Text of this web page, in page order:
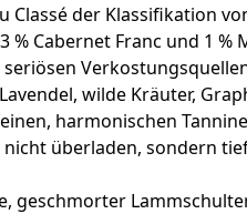
Classé der Klassifikation
% Cabernet Franc und 1
wilde Kräuter,
harmonischen
überladen, sondern
geschmorter